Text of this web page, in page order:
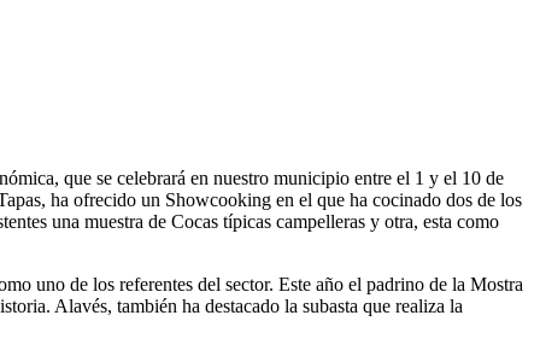
que se celebrará en nuestro municipio entre el 1 y el 10 de
ha ofrecido un Showcooking en el que ha cocinado dos de los
una muestra de Cocas típicas campelleras y otra, esta como
uno de los referentes del sector. Este año el padrino de la Mostra
Alavés, también ha destacado la subasta que realiza la